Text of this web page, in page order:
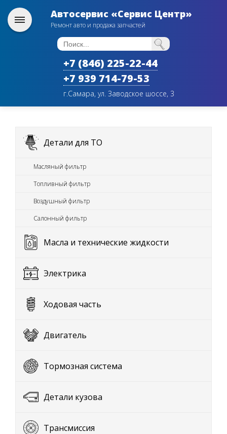
Автосервис «Сервис Центр»
Ремонт авто и продажа запчастей
+7 (846) 225-22-44
+7 939 714-79-53
г.Самара, ул. Заводское шоссе, 3
Детали для ТО
Масляный фильтр
Топливный фильтр
Воздушный фильтр
Салонный фильтр
Масла и технические жидкости
Электрика
Ходовая часть
Двигатель
Тормозная система
Детали кузова
Трансмиссия